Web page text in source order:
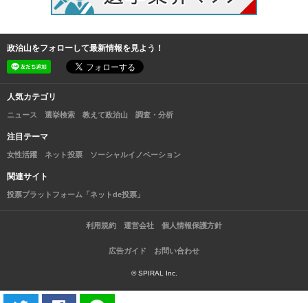
政治山をフォローして最新情報を見よう！
人気カテゴリ
ニュース 選挙検索 教えて政治山 調査・分析
注目テーマ
女性活躍 ネット投票 ソーシャルイノベーション
関連サイト
投票プラットフォーム「ネットde投票」
利用規約 運営会社 個人情報保護方針
広告ガイド お問い合わせ
© SPIRAL Inc.